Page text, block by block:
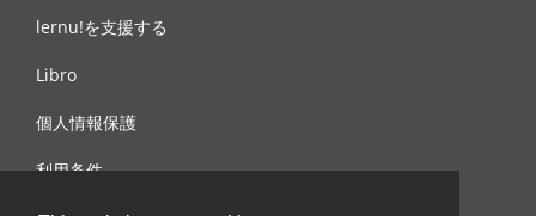
lernu!を支援する
Libro
個人情報保護
利用条件